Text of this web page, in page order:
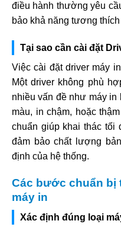
điều hành thường yêu
bảo khả năng tương
Tại sao cần cài đặt
Việc cài đặt driver máy
Một driver không phù
nhiều vấn đề như máy
màu, in chậm, hoặc
chuẩn giúp khai thác tối
đảm bảo chất lượng
định của hệ thống.
Các bước chuẩn bị
máy in
Xác định đúng loại